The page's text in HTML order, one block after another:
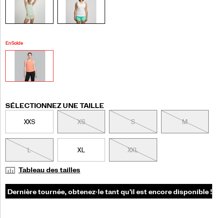
En Solde
Variations
SÉLECTIONNEZ UNE TAILLE
XXS XS S M
L XL XXL
Tableau des tailles